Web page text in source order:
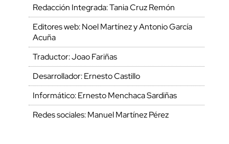
Redacción Integrada: Tania Cruz Remón
Editores web: Noel Martínez y Antonio García
Acuña
Traductor: Joao Fariñas
Desarrollador: Ernesto Castillo
Informático: Ernesto Menchaca Sardiñas
Redes sociales: Manuel Martínez Pérez